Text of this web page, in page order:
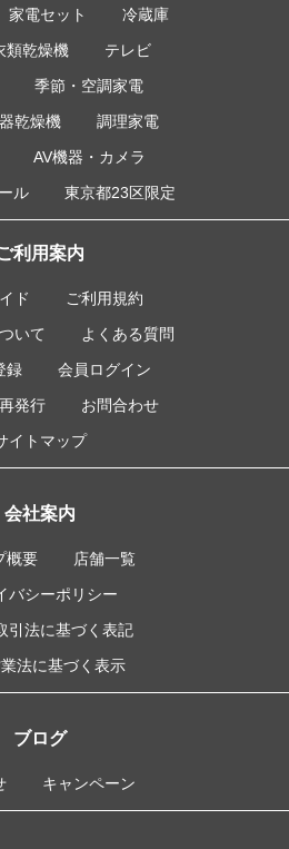
家電セット
冷蔵庫
類乾燥機
テレビ
季節・空調家電
乾燥機
調理家電
AV機器・カメラ
ル
東京都23区限定
利用案内
ド
ご利用規約
いて
よくある質問
録
会員ログイン
発行
お問合わせ
イトマップ
会社案内
概要
店舗一覧
バシーポリシー
引法に基づく表記
法に基づく表示
ブログ
キャンペーン